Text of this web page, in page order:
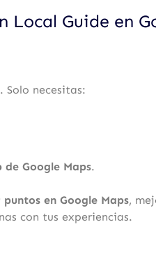
Local Guide en
Solo necesitas:
de Google Maps.
en Google Maps,
con tus experiencias.